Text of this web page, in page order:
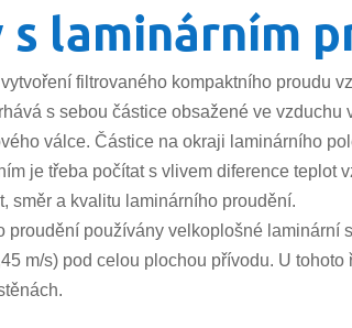
laminárním
filtrovaného kompaktního proudu
s sebou částice obsažené ve
válce. Částice na okraji laminárního
je třeba počítat s vlivem diference
směr a kvalitu laminárního proudění.
používány velkoplošné laminární
m/s) pod celou plochou přívodu. U